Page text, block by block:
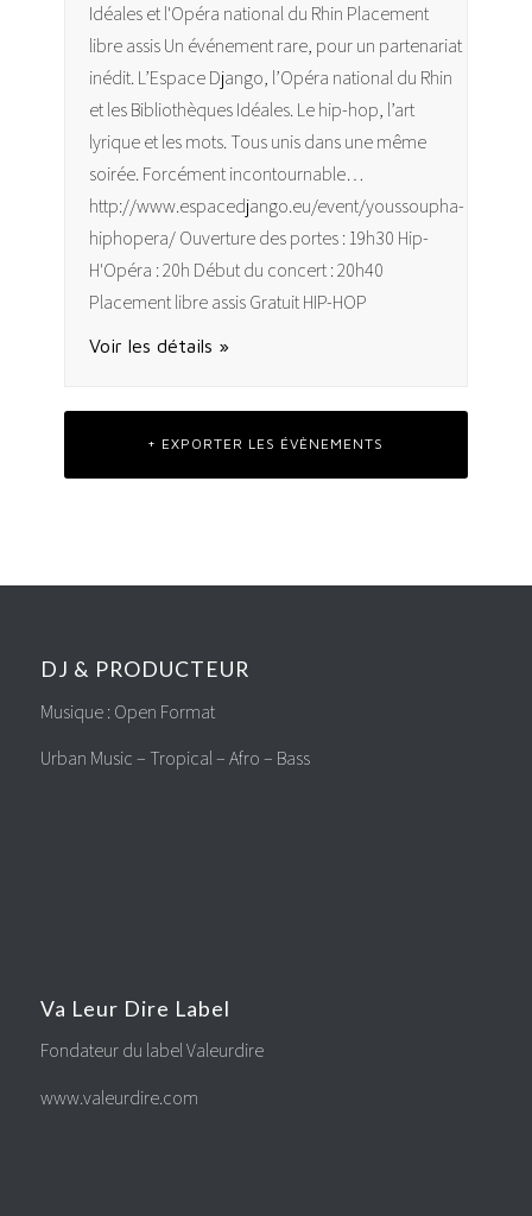
Idéales et l'Opéra national du Rhin Placement
libre assis Un événement rare, pour un partenariat
inédit. L’Espace Django, l’Opéra national du Rhin
et les Bibliothèques Idéales. Le hip-hop, l’art
lyrique et les mots. Tous unis dans une même
soirée. Forcément incontournable…
http://www.espacedjango.eu/event/youssoupha-
hiphopera/ Ouverture des portes : 19h30 Hip-
H'Opéra : 20h Début du concert : 20h40
Placement libre assis Gratuit HIP-HOP
Voir les détails »
+ EXPORTER LES ÉVÈNEMENTS
DJ & PRODUCTEUR
Musique : Open Format
Urban Music – Tropical – Afro – Bass
Va Leur Dire Label
Fondateur du label Valeurdire
www.valeurdire.com